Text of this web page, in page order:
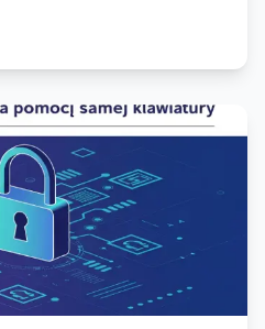
czy TikTok.
Jednak warto
się z pewnymi
Często zadajemy sobie
w […]